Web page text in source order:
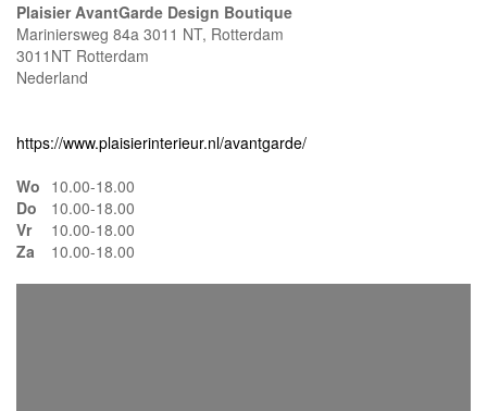
Plaisier AvantGarde Design Boutique
Mariniersweg 84a 3011 NT, Rotterdam
3011NT Rotterdam
Nederland
https://www.plaisierinterieur.nl/avantgarde/
Wo 10.00-18.00
Do
10.00-18.00
Vr
10.00-18.00
Za
10.00-18.00